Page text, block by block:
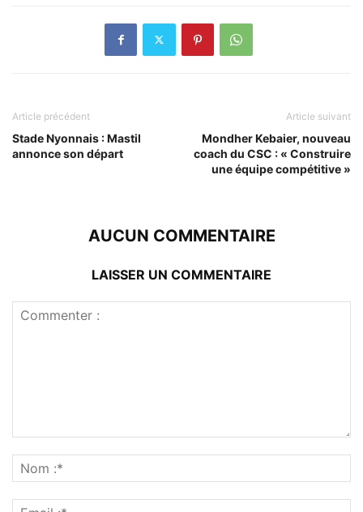
Article précédent
Stade Nyonnais : Mastil
annonce son départ
Article suivant
Mondher Kebaier, nouveau
coach du CSC : « Construire
une équipe compétitive »
AUCUN COMMENTAIRE
LAISSER UN COMMENTAIRE